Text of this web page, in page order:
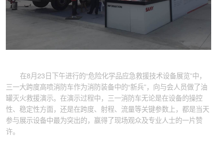
在8月23日下午进行的“危险化学品应急救援技术设备展览”中，
三一大跨度高喷消防车作为消防装备中的“新兵”，向与会人员做了油
罐灭火救援演示。在演示过程中，三一消防车无论是在设备的操控
性、稳定性方面，还是在跨度、射程、流量等关键参数上，都是当天
参与展示设备中最为突出的，赢得了现场观众及专业人士的一片赞
许。